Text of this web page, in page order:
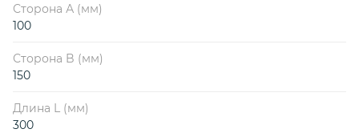
Сторона А (мм)
100
Сторона B (мм)
150
Длина L (мм)
300